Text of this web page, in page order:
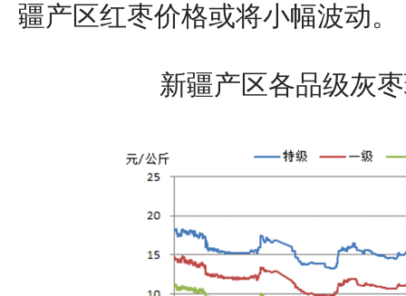
疆产区红枣价格或将小幅波动。
新疆产区各品级灰